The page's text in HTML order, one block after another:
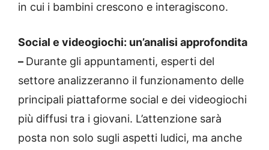
in cui i bambini crescono e interagiscono.
Social e videogiochi: un’analisi approfondita
– Durante gli appuntamenti, esperti del
settore analizzeranno il funzionamento delle
principali piattaforme social e dei videogiochi
più diffusi tra i giovani. L’attenzione sarà
posta non solo sugli aspetti ludici, ma anche